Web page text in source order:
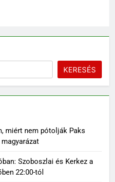
KERESÉS
miért nem pótolják Paks
Szoboszlai és Kerkez a
22:00-tól